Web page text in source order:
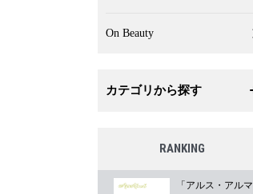
On Beauty
カテゴリから探す
RANKING
「アルス・アルマ